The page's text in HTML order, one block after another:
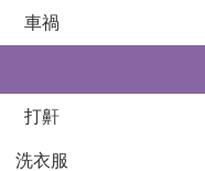
車禍
打鼾
洗衣服